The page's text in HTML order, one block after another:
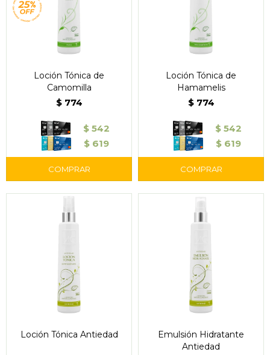
Loción Tónica de
Camomilla
$ 774
$ 542
$ 619
Loción Tónica de
Hamamelis
$ 774
$ 542
$ 619
Loción Tónica Antiedad
Emulsión Hidratante
Antiedad